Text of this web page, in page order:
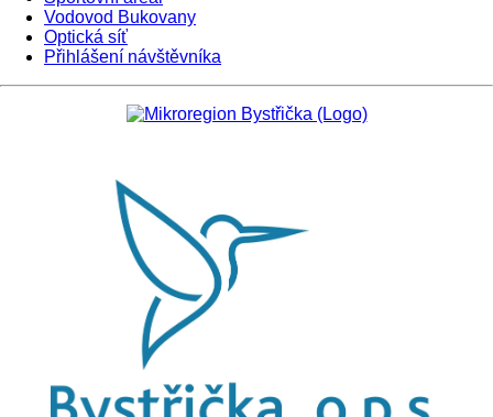
Vodovod Bukovany
Optická síť
Přihlášení návštěvníka